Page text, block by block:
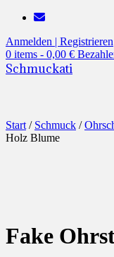
Zum
springen
Anmelden | Registrieren
0 items - 0,00 €
Schmuckati
Start / Schmuck /
Holz Blume
Fake